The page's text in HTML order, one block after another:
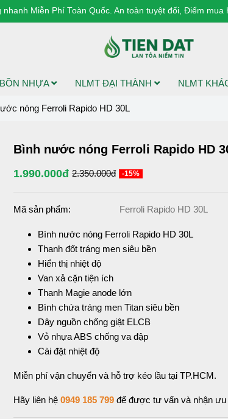
nhanh Miễn Phí Toàn Quốc. An toàn tuyệt đối, Điểm mua
BỒN NHỰA NLMT ĐẠI THÀNH NLMT
nóng Ferroli Rapido HD 30L
Bình nước nóng Ferroli Rapido HD
1.990.000đ 2.350.000đ -15%
Mã sản phẩm: Ferroli Rapido HD 30L
Bình nước nóng Ferroli Rapido HD 30L
Thanh đốt tráng men siêu bền
Hiển thị nhiệt độ
Van xả cặn tiện ích
Thanh Magie anode lớn
Bình chứa tráng men Titan siêu bền
Dây nguồn chống giật ELCB
Vỏ nhựa ABS chống va đập
Cài đặt nhiệt độ
Miễn phí vận chuyển và hỗ trợ kéo lầu tại TP.HCM.
Hãy liên hệ 0949 185 799 để được tư vấn và nhận ưu